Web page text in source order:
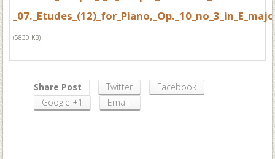
(5830 KB)
Share Post Twitter
Facebook
Google +1
Email